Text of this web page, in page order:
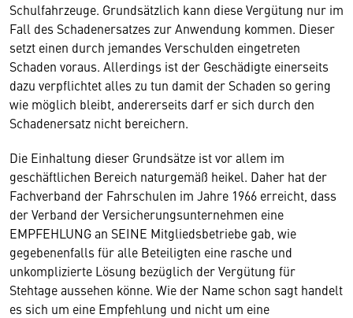
Schulfahrzeuge. Grundsätzlich kann diese Vergütung nur im
Fall des Schadenersatzes zur Anwendung kommen. Dieser
setzt einen durch jemandes Verschulden eingetreten
Schaden voraus. Allerdings ist der Geschädigte einerseits
dazu verpflichtet alles zu tun damit der Schaden so gering
wie möglich bleibt, andererseits darf er sich durch den
Schadenersatz nicht bereichern.
Die Einhaltung dieser Grundsätze ist vor allem im
geschäftlichen Bereich naturgemäß heikel. Daher hat der
Fachverband der Fahrschulen im Jahre 1966 erreicht, dass
der Verband der Versicherungsunternehmen eine
EMPFEHLUNG an SEINE Mitgliedsbetriebe gab, wie
gegebenenfalls für alle Beteiligten eine rasche und
unkomplizierte Lösung bezüglich der Vergütung für
Stehtage aussehen könne. Wie der Name schon sagt handelt
es sich um eine Empfehlung und nicht um eine